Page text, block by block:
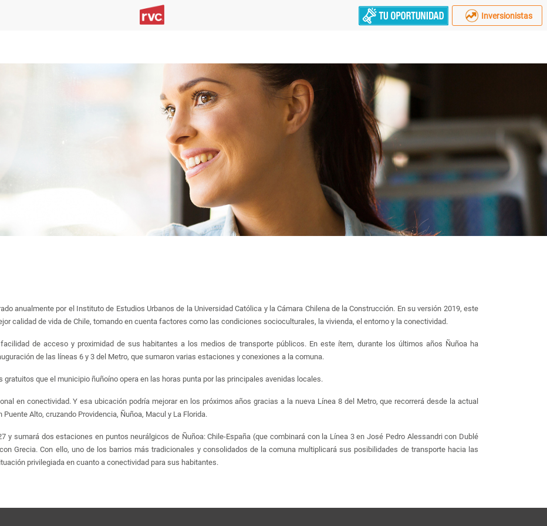
Inversionistas
anualmente por el Instituto de Estudios Urbanos de la Universidad Católica y la Cámara Chilena de la Construcción. En su versión 2019, este
calidad de vida de Chile, tomando en cuenta factores como las condiciones socioculturales, la vivienda, el entorno y la conectividad.
de acceso y proximidad de sus habitantes a los medios de transporte públicos. En este ítem, durante los últimos años Ñuñoa ha
de las líneas 6 y 3 del Metro, que sumaron varias estaciones y conexiones a la comuna.
que el municipio ñuñoíno opera en las horas punta por las principales avenidas locales.
en conectividad. Y esa ubicación podría mejorar en los próximos años gracias a la nueva Línea 8 del Metro, que recorrerá desde la actual
Alto, cruzando Providencia, Ñuñoa, Macul y La Florida.
y sumará dos estaciones en puntos neurálgicos de Ñuñoa: Chile-España (que combinará con la Línea 3 en José Pedro Alessandri con Dublé
Grecia. Con ello, uno de los barrios más tradicionales y consolidados de la comuna multiplicará sus posibilidades de transporte hacia las
privilegiada en cuanto a conectividad para sus habitantes.